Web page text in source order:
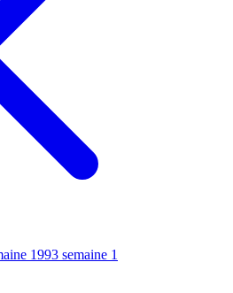
1993 semaine 1